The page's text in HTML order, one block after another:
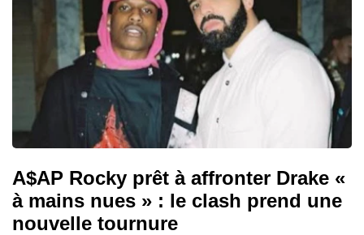
A$AP Rocky prêt à affronter Drake «
à mains nues » : le clash prend une
nouvelle tournure